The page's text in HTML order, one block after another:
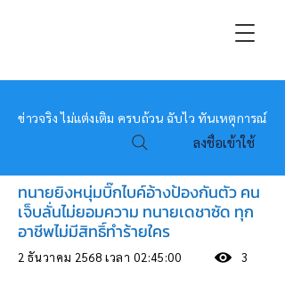
หมอข่าว
ข่าวจริง ไม่แต่งเติม ครบถ้วน ฉับไว ทันเหตุการณ์
ลงชื่อเข้าใช้
ทนายยิงหนุ่มบิ๊กไบค์อ้างป้องกันตัว คน
เจ็บลั่นไม่ยอมความ ทนายเดชาซัด ทุก
อาชีพไม่มีสิทธิ์ทำร้ายใคร
2 ธันวาคม 2568 เวลา 02:45:00 3